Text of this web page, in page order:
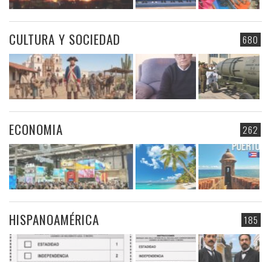
680
CULTURA Y SOCIEDAD
262
ECONOMIA
185
HISPANOAMÉRICA